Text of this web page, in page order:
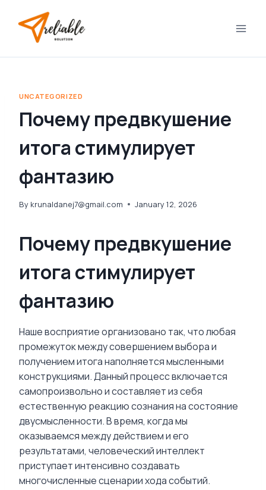
content
UNCATEGORIZED
Почему предвкушение
итога стимулирует
фантазию
By krunaldanej7@gmail.com January 12, 2026
Почему предвкушение
итога стимулирует
фантазию
Наше восприятие организовано так, что любая
промежуток между совершением выбора и
получением итога наполняется мысленными
конструкциями. Данный процесс включается
самопроизвольно и составляет из себя
естественную реакцию сознания на состояние
двусмысленности. В время, когда мы
оказываемся между действием и его
результатами, человеческий интеллект
приступает интенсивно создавать
многочисленные сценарии хода событий.